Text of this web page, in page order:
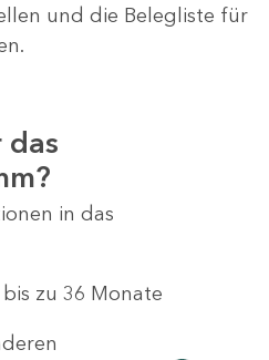
und die Belegliste für
das
in das
zu 36 Monate